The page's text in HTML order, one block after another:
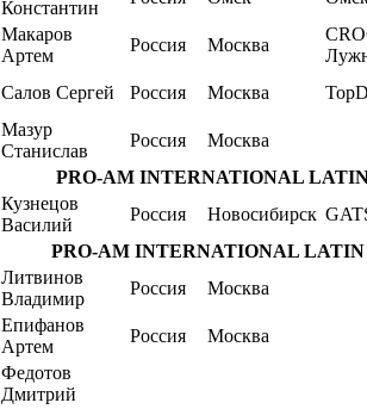
Константин
Макаров
Артем
Россия Москва
Салов Сергей Россия Москва
Мазур
Станислав
Россия
Москва
PRO-AM INTERNATIONAL LATIN
Кузнецов
Василий
Россия Новосибирск
PRO-AM INTERNATIONAL LATIN
Литвинов
Владимир
Россия Москва
Епифанов
Артем
Россия Москва
Федотов
Дмитрий